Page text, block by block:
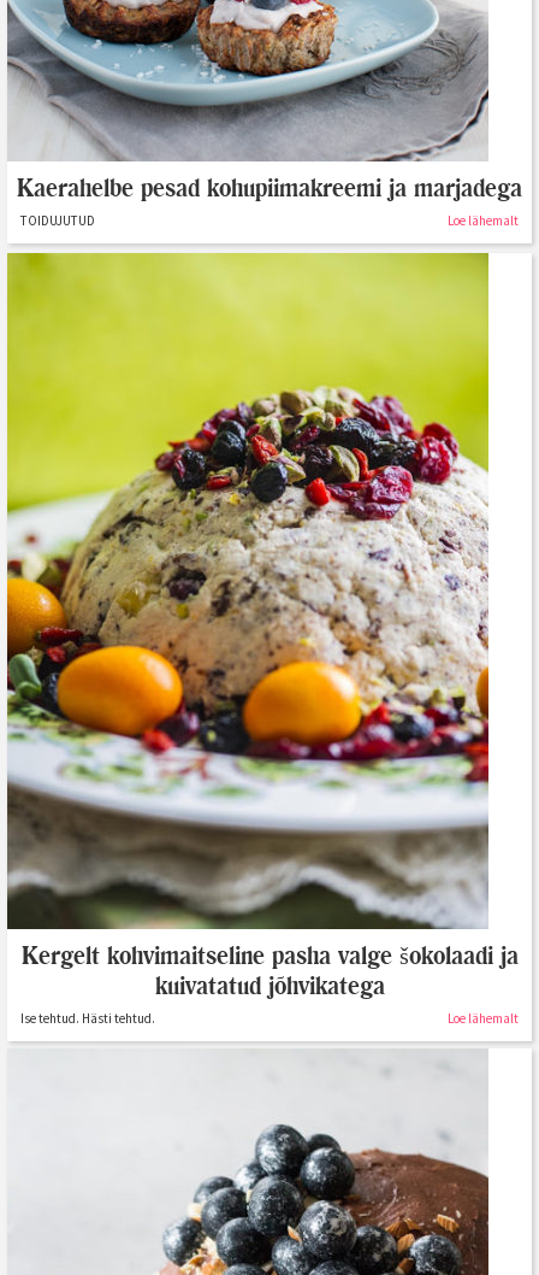
Kaerahelbe pesad kohupiimakreemi ja marjadega
TOIDUJUTUD Loe lähemalt
Kergelt kohvimaitseline pasha valge šokolaadi ja
kuivatatud jõhvikatega
Ise tehtud. Hästi tehtud. Loe lähemalt